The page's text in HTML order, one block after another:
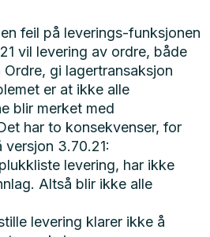
feil på leverings-funksjonen
vil levering av ordre, både
gi lagertransaksjon
er at ikke alle
blir merket med
har to konsekvenser, for
3.70.21:
levering, har ikke
Altså blir ikke alle
levering klarer ikke å